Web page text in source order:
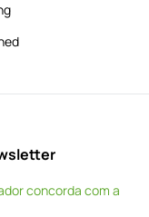
concorda com a